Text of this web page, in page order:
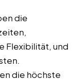
die
Flexibilität, und
die höchste